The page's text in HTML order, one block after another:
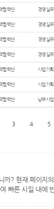
협력단 경영실무
협력단 경영실무
협력단 경영실무
협력단 경영실무
협력단 사업기
협력단 사업기
협력단 남부사
3 4 5
까? 현재 페이지
빠른 시일 내에